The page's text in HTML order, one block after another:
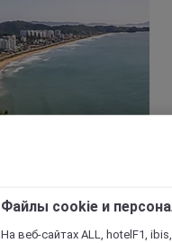
Файлы cookie и
На веб-сайтах ALL, hotelF1,